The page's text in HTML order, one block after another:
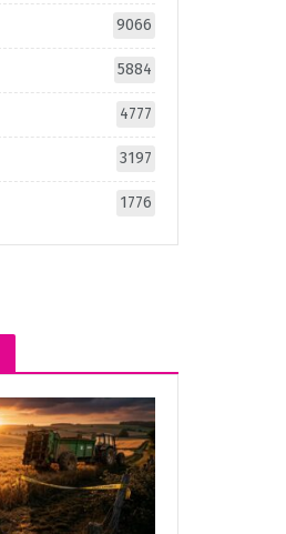
9066
5884
4777
3197
1776